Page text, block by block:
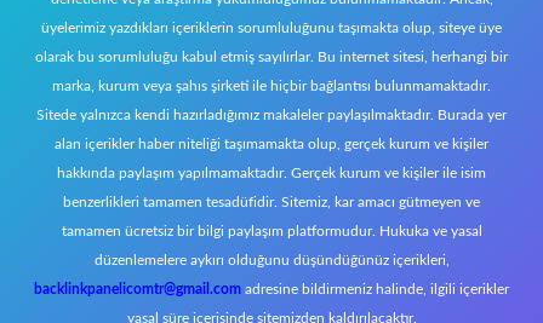
üyelerimiz yazdıkları içeriklerin sorumluluğunu taşımakta olup, siteye üye
olarak bu sorumluluğu kabul etmiş sayılırlar. Bu internet sitesi, herhangi bir
marka, kurum veya şahıs şirketi ile hiçbir bağlantısı bulunmamaktadır.
Sitede yalnızca kendi hazırladığımız makaleler paylaşılmaktadır. Burada yer
alan içerikler haber niteliği taşımamakta olup, gerçek kurum ve kişiler
hakkında paylaşım yapılmamaktadır. Gerçek kurum ve kişiler ile isim
benzerlikleri tamamen tesadüfidir. Sitemiz, kar amacı gütmeyen ve
tamamen ücretsiz bir bilgi paylaşım platformudur. Hukuka ve yasal
düzenlemelere aykırı olduğunu düşündüğünüz içerikleri,
backlinkpanelicomtr@gmail.com adresine bildirmeniz halinde, ilgili içerikler
yasal süre içerisinde sitemizden kaldırılacaktır.